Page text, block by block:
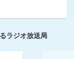
ラジオ放送局